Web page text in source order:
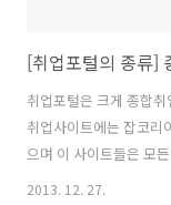
[취업포털의 종류]
취업포털은 크게 종합
취업사이트에는 잡코리
으며 이 사이트들은 모
2013. 12. 27.